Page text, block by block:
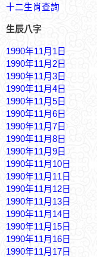
十二生肖查詢
生辰八字
1990年11月1日
1990年11月2日
1990年11月3日
1990年11月4日
1990年11月5日
1990年11月6日
1990年11月7日
1990年11月8日
1990年11月9日
1990年11月10日
1990年11月11日
1990年11月12日
1990年11月13日
1990年11月14日
1990年11月15日
1990年11月16日
1990年11月17日